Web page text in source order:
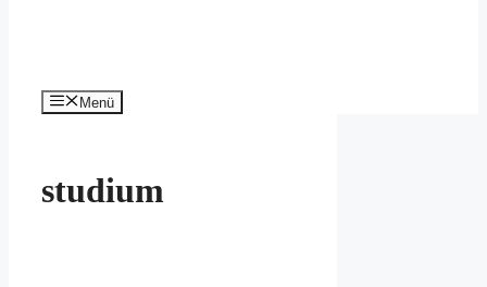
Menü
studium